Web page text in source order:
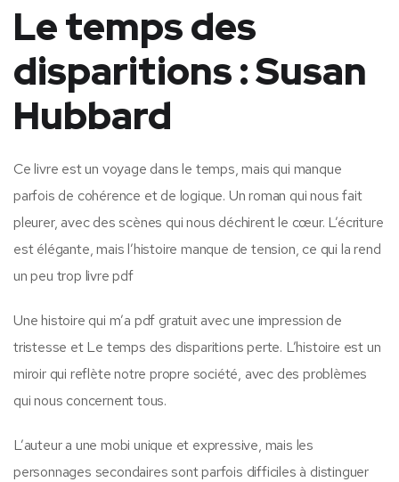
Le temps des
disparitions : Susan
Hubbard
Ce livre est un voyage dans le temps, mais qui manque
parfois de cohérence et de logique. Un roman qui nous fait
pleurer, avec des scènes qui nous déchirent le cœur. L’écriture
est élégante, mais l’histoire manque de tension, ce qui la rend
un peu trop livre pdf
Une histoire qui m’a pdf gratuit avec une impression de
tristesse et Le temps des disparitions perte. L’histoire est un
miroir qui reflète notre propre société, avec des problèmes
qui nous concernent tous.
L’auteur a une mobi unique et expressive, mais les
personnages secondaires sont parfois difficiles à distinguer